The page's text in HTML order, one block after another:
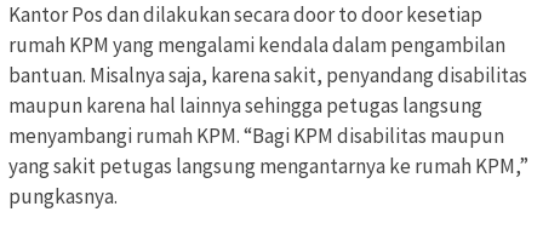
Kantor Pos dan dilakukan secara door to door kesetiap
rumah KPM yang mengalami kendala dalam pengambilan
bantuan. Misalnya saja, karena sakit, penyandang disabilitas
maupun karena hal lainnya sehingga petugas langsung
menyambangi rumah KPM. “Bagi KPM disabilitas maupun
yang sakit petugas langsung mengantarnya ke rumah KPM,”
pungkasnya.